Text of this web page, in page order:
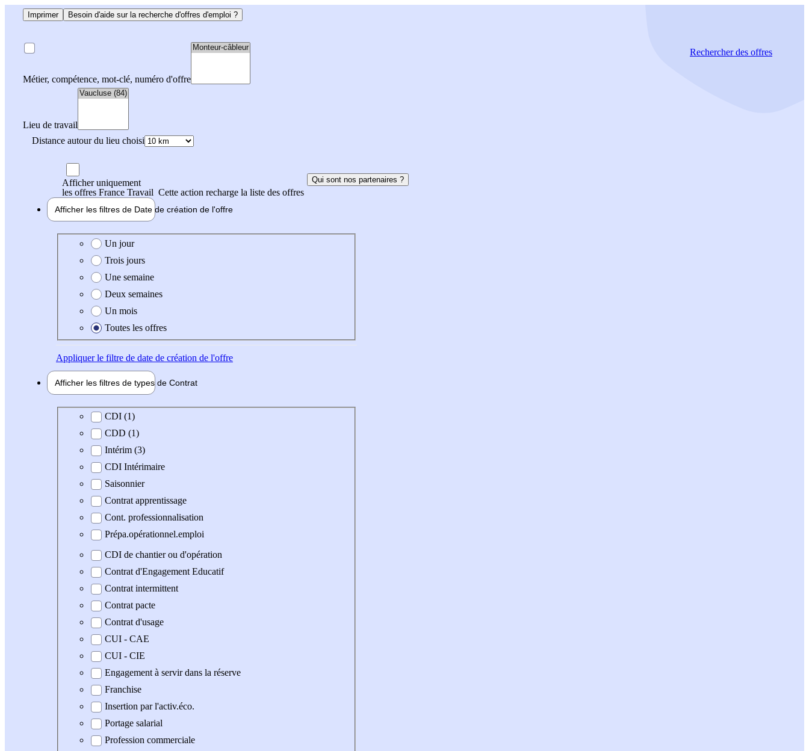
Imprimer Besoin d'aide sur la recherche d'offres d'emploi ?
Métier, compétence, mot-clé, numéro d'offre
Lieu de travail
Distance autour du lieu choisi
Rechercherdes offres
Afficher uniquement
les offres France Travail Cette action recharge la liste des offres
Qui sont nos partenaires ?
Afficher les filtres de Date de création de l'offre
Date de création de l'offre
Un jour
Trois jours
Une semaine
Deux semaines
Un mois
Toutes les offres
Appliquerle filtre de date de création de l'offre
Afficher les filtres de types de Contrat
Type de contrat
CDI (1)
CDD (1)
Intérim (3)
CDI Intérimaire
Saisonnier
Contrat apprentissage
Cont. professionnalisation
Prépa.opérationnel.emploi
CDI de chantier ou d'opération
Contrat d'Engagement Educatif
Contrat intermittent
Contrat pacte
Contrat d'usage
CUI - CAE
CUI - CIE
Engagement à servir dans la réserve
Franchise
Insertion par l'activ.éco.
Portage salarial
Profession commerciale